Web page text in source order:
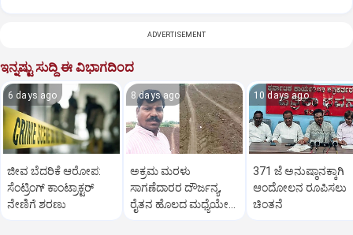
ADVERTISEMENT
ಇನ್ನಷ್ಟು ಸುದ್ದಿ ಈ ವಿಭಾಗದಿಂದ
6 days ago
ಜೀವ ಬೆದರಿಕೆ ಆರೋಪ:
ಸೆಂಟ್ರಿಂಗ್ ಕಾಂಟ್ರಾಕ್ಟರ್
ನೇಣಿಗೆ ಶರಣು
8 days ago
ಅಕ್ರಮ ಮರಳು
ಸಾಗಣೆದಾರರ ದೌರ್ಜನ್ಯ,
ರೈತನ ಹೊಲದ ಮಧ್ಯೆಯೇ
10 days ago
371 ಜೆ ಅನುಷ್ಠಾನಕ್ಕಾಗಿ
ಆಂದೋಲನ ರೂಪಿಸಲು
ಚಿಂತನೆ